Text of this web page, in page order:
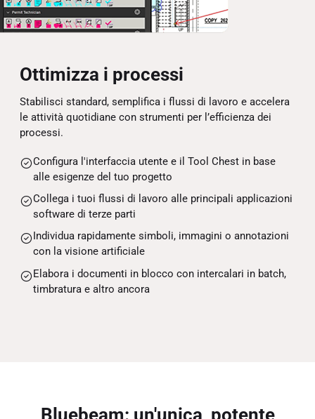
Ottimizza i processi
Stabilisci standard, semplifica i flussi di lavoro e accelera
le attività quotidiane con strumenti per l’efficienza dei
processi.
Configura l'interfaccia utente e il Tool Chest in base
alle esigenze del tuo progetto
Collega i tuoi flussi di lavoro alle principali applicazioni
software di terze parti
Individua rapidamente simboli, immagini o annotazioni
con la visione artificiale
Elabora i documenti in blocco con intercalari in batch,
timbratura e altro ancora
Bluebeam: un'unica, potente